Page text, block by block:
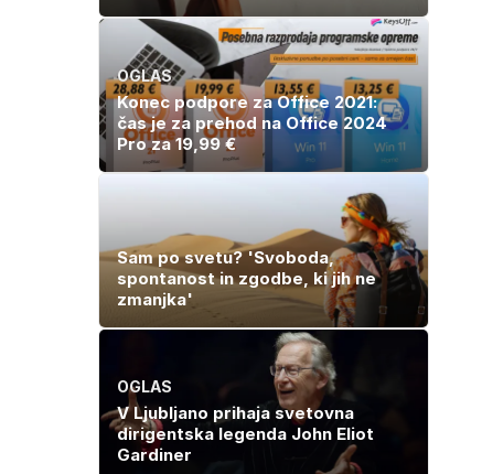
OGLAS
Konec podpore za Office 2021:
čas je za prehod na Office 2024
Pro za 19,99 €
Sam po svetu? 'Svoboda,
spontanost in zgodbe, ki jih ne
zmanjka'
OGLAS
V Ljubljano prihaja svetovna
dirigentska legenda John Eliot
Gardiner